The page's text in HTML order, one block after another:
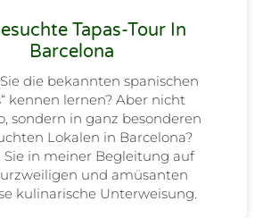
Tapas-Tour In
Barcelona
die bekannten spanischen
kennen lernen? Aber nicht
sondern in ganz besonderen
Lokalen in Barcelona?
Sie in meiner Begleitung auf
und amüsanten
kulinarische Unterweisung.